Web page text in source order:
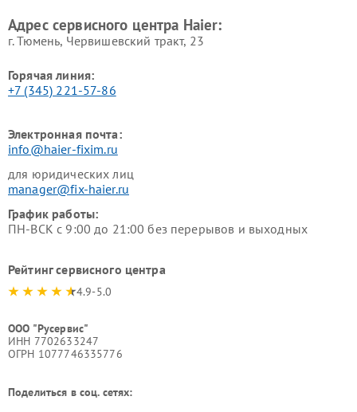
Адрес сервисного центра Haier:
г. Тюмень, ​Червишевский тракт, 23
Горячая линия:
+7 (345) 221-57-86
Электронная почта:
info@haier-fixim.ru
для юридических лиц
manager@fix-haier.ru
График работы:
ПН-ВСК с 9:00 до 21:00 без перерывов и выходных
Рейтинг сервисного центра
4.9-5.0
ООО "Русервис"
ИНН 7702633247
ОГРН 1077746335776
Поделиться в соц. сетях: